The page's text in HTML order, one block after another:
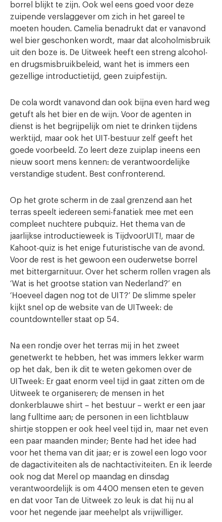
borrel blijkt te zijn. Ook wel eens goed voor deze
zuipende verslaggever om zich in het gareel te
moeten houden. Camelia benadrukt dat er vanavond
wel bier geschonken wordt, maar dat alcoholmisbruik
uit den boze is. De Uitweek heeft een streng alcohol-
en drugsmisbruikbeleid, want het is immers een
gezellige introductietijd, geen zuipfestijn.
De cola wordt vanavond dan ook bijna even hard weg
getuft als het bier en de wijn. Voor de agenten in
dienst is het begrijpelijk om niet te drinken tijdens
werktijd, maar ook het UIT-bestuur zelf geeft het
goede voorbeeld. Zo leert deze zuiplap ineens een
nieuw soort mens kennen: de verantwoordelijke
verstandige student. Best confronterend.
Op het grote scherm in de zaal grenzend aan het
terras speelt iedereen semi-fanatiek mee met een
compleet nuchtere pubquiz. Het thema van de
jaarlijkse introductieweek is TijdvoorUIT!, maar de
Kahoot-quiz is het enige futuristische van de avond.
Voor de rest is het gewoon een ouderwetse borrel
met bittergarnituur. Over het scherm rollen vragen als
‘Wat is het grootse station van Nederland?’ en
‘Hoeveel dagen nog tot de UIT?’ De slimme speler
kijkt snel op de website van de UITweek: de
countdownteller staat op 54.
Na een rondje over het terras mij in het zweet
genetwerkt te hebben, het was immers lekker warm
op het dak, ben ik dit te weten gekomen over de
UITweek: Er gaat enorm veel tijd in gaat zitten om de
Uitweek te organiseren; de mensen in het
donkerblauwe shirt – het bestuur – werkt er een jaar
lang fulltime aan; de personen in een lichtblauw
shirtje stoppen er ook heel veel tijd in, maar net even
een paar maanden minder; Bente had het idee had
voor het thema van dit jaar; er is zowel een logo voor
de dagactiviteiten als de nachtactiviteiten. En ik leerde
ook nog dat Merel op maandag en dinsdag
verantwoordelijk is om 4400 mensen eten te geven
en dat voor Tan de Uitweek zo leuk is dat hij nu al
voor het negende jaar meehelpt als vrijwilliger.